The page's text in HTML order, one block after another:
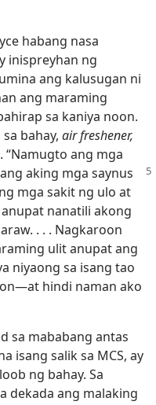
habang nasa
inispreyhan ng
ang kalusugan ni
ang maraming
sa kaniya noon.
bahay, air freshener,
“Namugto ang mga
ang aking mga saynus
mga sakit ng ulo at
nanatili akong
. . . Nagkaroon
ulit anupat ang
niyaong sa isang tao
hindi naman ako
sa mababang antas
isang salik sa MCS, ay
ng bahay. Sa
dekada ang malaking